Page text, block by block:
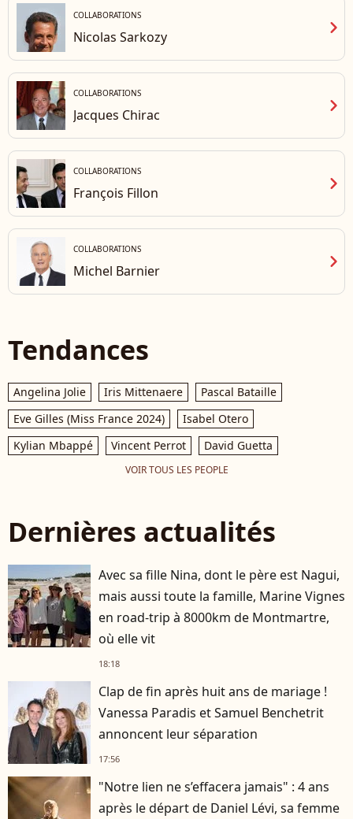
COLLABORATIONS
Nicolas Sarkozy chevron_right
COLLABORATIONS
Jacques Chirac chevron_right
COLLABORATIONS
François Fillon chevron_right
COLLABORATIONS
Michel Barnier chevron_right
Tendances
Angelina Jolie Iris Mittenaere
Pascal Bataille
Eve Gilles (Miss France 2024)
Isabel Otero
Kylian Mbappé
Vincent Perrot David Guetta
VOIR TOUS LES PEOPLE
Dernières actualités
Avec sa fille Nina, dont le père est Nagui,
mais aussi toute la famille, Marine Vignes
en road-trip à 8000km de Montmartre,
où elle vit
18:18
Clap de fin après huit ans de mariage !
Vanessa Paradis et Samuel Benchetrit
annoncent leur séparation
17:56
"Notre lien ne s’effacera jamais" : 4 ans
après le départ de Daniel Lévi, sa femme